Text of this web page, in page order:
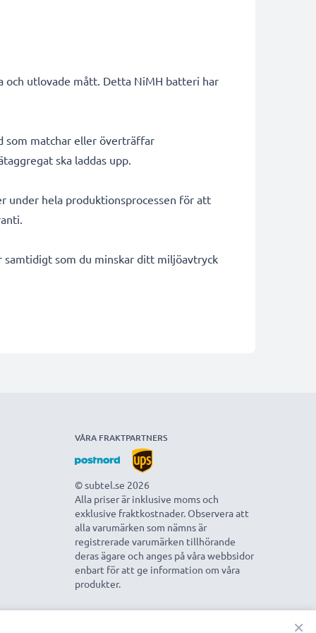
och utlovade mått. Detta NiMH batteri har
som matchar eller överträffar
ska laddas upp.
under hela produktionsprocessen för att
som du minskar ditt miljöavtryck
VÅRA FRAKTPARTNERS
© subtel.se 2026
Alla priser är inklusive moms och
exklusive fraktkostnader. Observera att
alla varumärken som nämns är
registrerade varumärken tillhörande
deras ägare och anges på våra webbsidor
enbart för att ge information om våra
produkter.
×